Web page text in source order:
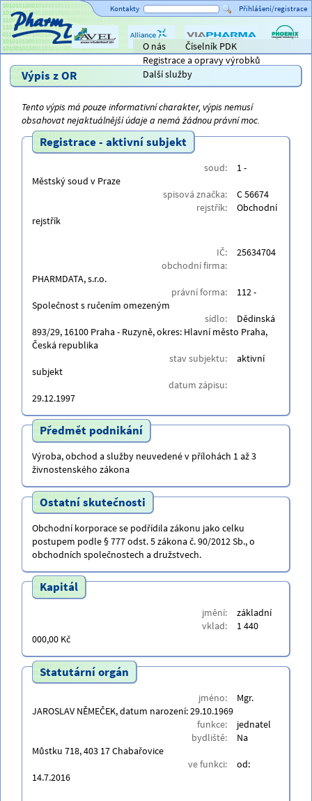
Titulní strana O nás
Číselník PDK
Registrace a opravy výrobků
Další služby
Kontakty Přihlášení/registrace
AVEL Alliance
Healthcare
ViaPharma PHOENIX
Výpis z OR
Tento výpis má pouze informativní charakter, výpis nemusí
obsahovat nejaktuálnější údaje a nemá žádnou právní moc.
Registrace - aktivní subjekt
soud:
1 -
Městský soud v Praze
spisová značka:
C 56674
rejstřík:
Obchodní
rejstřík
IČ:
25634704
obchodní firma:
PHARMDATA, s.r.o.
právní forma:
112 -
Společnost s ručením omezeným
sídlo:
Dědinská
893/29, 16100 Praha - Ruzyně, okres: Hlavní město Praha,
Česká republika
stav subjektu:
aktivní
subjekt
datum zápisu:
29.12.1997
Předmět podnikání
Výroba, obchod a služby neuvedené v přílohách 1 až 3
živnostenského zákona
Ostatní skutečnosti
Obchodní korporace se podřídila zákonu jako celku
postupem podle § 777 odst. 5 zákona č. 90/2012 Sb., o
obchodních společnostech a družstvech.
Kapitál
jmění:
základní
vklad:
1 440
000,00 Kč
Statutární orgán
jméno:
Mgr.
JAROSLAV NĚMEČEK, datum narození: 29.10.1969
funkce:
jednatel
bydliště:
Na
Můstku 718, 403 17 Chabařovice
ve funkci:
od:
14.7.2016